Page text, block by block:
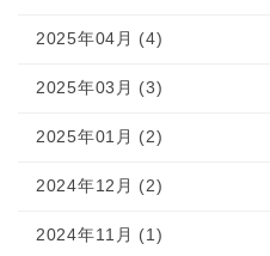
2025年04月 (4)
2025年03月 (3)
2025年01月 (2)
2024年12月 (2)
2024年11月 (1)